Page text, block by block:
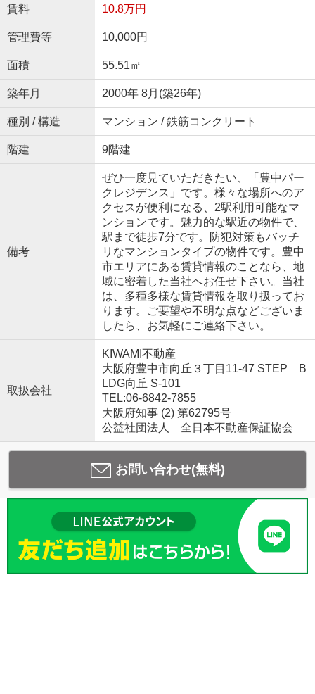
賃料 10.8万円
管理費等 10,000円
面積 55.51㎡
築年月 2000年 8月(築26年)
種別 / 構造 マンション / 鉄筋コンクリート
階建 9階建
備考
ぜひ一度見ていただきたい、「豊中パー
クレジデンス」です。様々な場所へのア
クセスが便利になる、2駅利用可能なマ
ンションです。魅力的な駅近の物件で、
駅まで徒歩7分です。防犯対策もバッチ
リなマンションタイプの物件です。豊中
市エリアにある賃貸情報のことなら、地
域に密着した当社へお任せ下さい。当社
は、多種多様な賃貸情報を取り扱ってお
ります。ご要望や不明な点などございま
したら、お気軽にご連絡下さい。
取扱会社
KIWAMI不動産
大阪府豊中市向丘３丁目11-47 STEP B
LDG向丘 S-101
TEL:06-6842-7855
大阪府知事 (2) 第62795号
公益社団法人 全日本不動産保証協会
お問い合わせ(無料)